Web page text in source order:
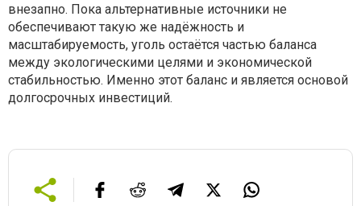
внезапно. Пока альтернативные источники не
обеспечивают такую же надёжность и
масштабируемость, уголь остаётся частью баланса
между экологическими целями и экономической
стабильностью. Именно этот баланс и является основой
долгосрочных инвестиций.